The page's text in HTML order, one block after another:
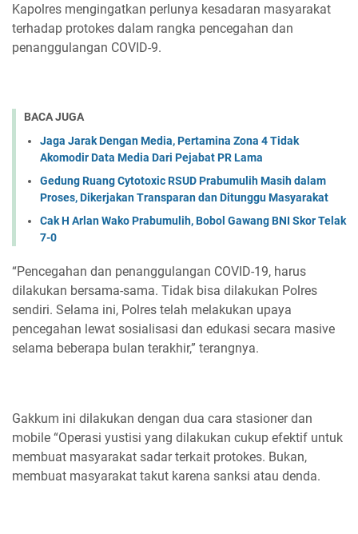
Kapolres mengingatkan perlunya kesadaran masyarakat
terhadap protokes dalam rangka pencegahan dan
penanggulangan COVID-9.
BACA JUGA
Jaga Jarak Dengan Media, Pertamina Zona 4 Tidak
Akomodir Data Media Dari Pejabat PR Lama
Gedung Ruang Cytotoxic RSUD Prabumulih Masih dalam
Proses, Dikerjakan Transparan dan Ditunggu Masyarakat
Cak H Arlan Wako Prabumulih, Bobol Gawang BNI Skor Telak
7-0
“Pencegahan dan penanggulangan COVID-19, harus
dilakukan bersama-sama. Tidak bisa dilakukan Polres
sendiri. Selama ini, Polres telah melakukan upaya
pencegahan lewat sosialisasi dan edukasi secara masive
selama beberapa bulan terakhir,” terangnya.
Gakkum ini dilakukan dengan dua cara stasioner dan
mobile “Operasi yustisi yang dilakukan cukup efektif untuk
membuat masyarakat sadar terkait protokes. Bukan,
membuat masyarakat takut karena sanksi atau denda.